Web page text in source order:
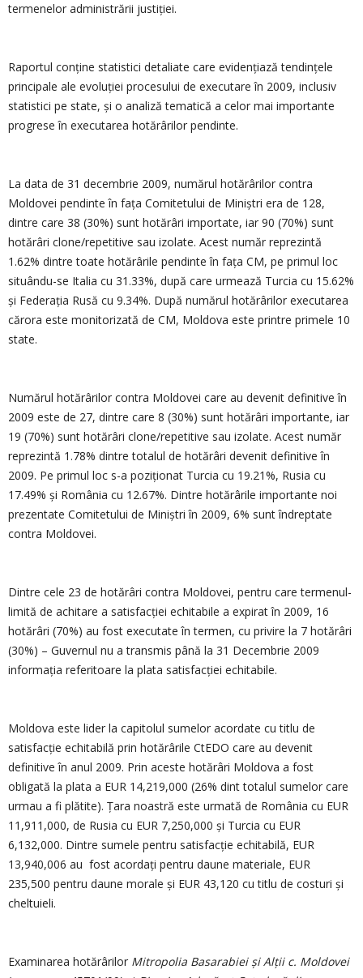
termenelor administrării justiției.
Raportul conține statistici detaliate care evidențiază tendințele
principale ale evoluției procesului de executare în 2009, inclusiv
statistici pe state, și o analiză tematică a celor mai importante
progrese în executarea hotărârilor pendinte.
La data de 31 decembrie 2009, numărul hotărârilor contra
Moldovei pendinte în fața Comitetului de Miniștri era de 128,
dintre care 38 (30%) sunt hotărâri importate, iar 90 (70%) sunt
hotărâri clone/repetitive sau izolate. Acest număr reprezintă
1.62% dintre toate hotărârile pendinte în fața CM, pe primul loc
situându-se Italia cu 31.33%, după care urmează Turcia cu 15.62%
și Federația Rusă cu 9.34%. După numărul hotărârilor executarea
cărora este monitorizată de CM, Moldova este printre primele 10
state.
Numărul hotărârilor contra Moldovei care au devenit definitive în
2009 este de 27, dintre care 8 (30%) sunt hotărâri importante, iar
19 (70%) sunt hotărâri clone/repetitive sau izolate. Acest număr
reprezintă 1.78% dintre totalul de hotărâri devenit definitive în
2009. Pe primul loc s-a poziționat Turcia cu 19.21%, Rusia cu
17.49% și România cu 12.67%. Dintre hotărârile importante noi
prezentate Comitetului de Miniștri în 2009, 6% sunt îndreptate
contra Moldovei.
Dintre cele 23 de hotărâri contra Moldovei, pentru care termenul-
limită de achitare a satisfacției echitabile a expirat în 2009, 16
hotărâri (70%) au fost executate în termen, cu privire la 7 hotărâri
(30%) – Guvernul nu a transmis până la 31 Decembrie 2009
informația referitoare la plata satisfacției echitabile.
Moldova este lider la capitolul sumelor acordate cu titlu de
satisfacție echitabilă prin hotărârile CtEDO care au devenit
definitive în anul 2009. Prin aceste hotărâri Moldova a fost
obligată la plata a EUR 14,219,000 (26% dint totalul sumelor care
urmau a fi plătite). Țara noastră este urmată de România cu EUR
11,911,000, de Rusia cu EUR 7,250,000 și Turcia cu EUR
6,132,000. Dintre sumele pentru satisfacție echitabilă, EUR
13,940,006 au fost acordați pentru daune materiale, EUR
235,500 pentru daune morale și EUR 43,120 cu titlu de costuri și
cheltuieli.
Examinarea hotărârilor Mitropolia Basarabiei și Alții c. Moldovei